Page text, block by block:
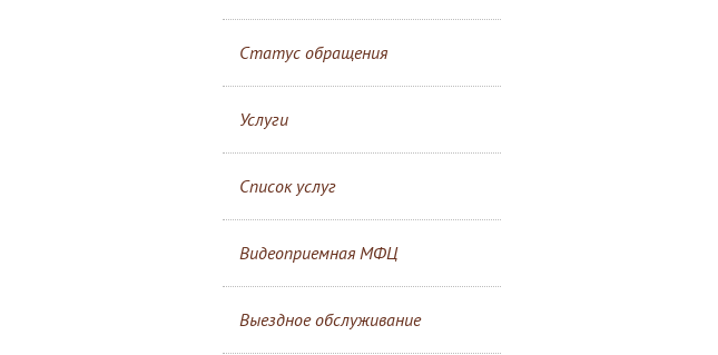
Статус обращения
Услуги
Список услуг
Видеоприемная МФЦ
Выездное обслуживание